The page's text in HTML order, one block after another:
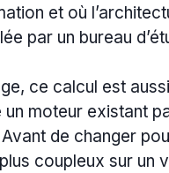
et où
par un bureau
ce calcul est
un moteur existant
de changer
coupleux sur un